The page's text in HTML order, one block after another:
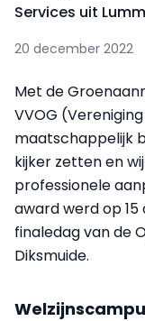
Services uit
20 december 2022
Met de
VVOG
maatschappelijk
kijker zetten en
professionele
award werd op
finaledag van de
Diksmuide.